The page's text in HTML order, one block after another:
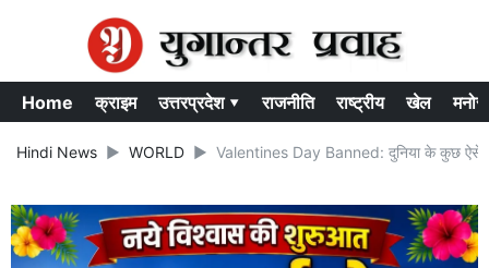
Home क्राइम उत्तरप्रदेश ▾ राजनीति राष्ट्रीय खेल
Hindi News WORLD Valentines Day Banned: दुनिया के कुछ ऐसे